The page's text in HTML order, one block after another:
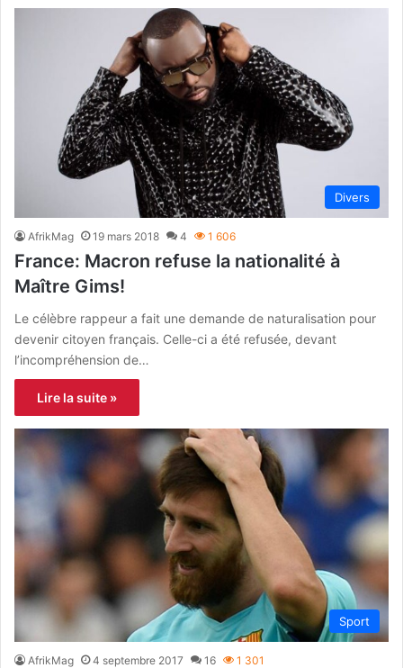
Divers
AfrikMag 19 mars 2018 4 1 606
France: Macron refuse la nationalité à
Maître Gims!
Le célèbre rappeur a fait une demande de naturalisation pour
devenir citoyen français. Celle-ci a été refusée, devant
l’incompréhension de…
Lire la suite »
Sport
AfrikMag 4 septembre 2017 16 1 301